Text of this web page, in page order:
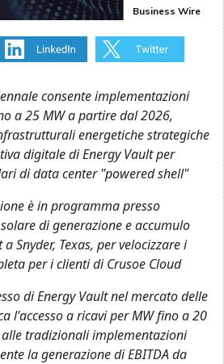
Business Wire
consente implementazioni
a 25 MWa partire dal 2026,
energetiche strategiche
digitale di Energy Vault per
di data center "powered shell"
è in programma presso
di generazione e accumulo
Snyder, Texas, per velocizzare i
per i clientidi Crusoe Cloud
di Energy Vault nel mercato delle
l'accesso a ricavi per MW fino a 20
tradizionali implementazioni
la generazione di EBITDA da